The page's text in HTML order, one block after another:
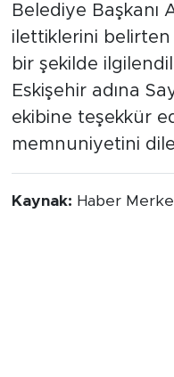
Belediye Başkanı
ilettiklerini belirten
bir şekilde
Eskişehir adına
ekibine teşekkür
memnuniyetini
Kaynak: Haber